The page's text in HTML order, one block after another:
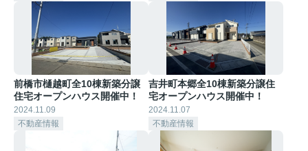
前橋市樋越町全10棟新築分譲
住宅オープンハウス開催中！
2024.11.09
不動産情報
吉井町本郷全10棟新築分譲住
宅オープンハウス開催中！
2024.11.07
不動産情報